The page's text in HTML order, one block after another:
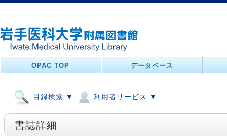
OPAC TOP データベース
目録検索 ▼ 利用者サービス ▼
書誌詳細